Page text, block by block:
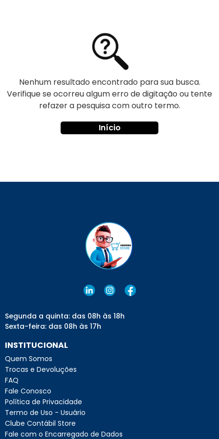
Nenhum resultado encontrado para sua busca.
Verifique se ocorreu algum erro de digitação ou tente
refazer a pesquisa com outro termo.
Início
Segunda a quinta: das 08h às 18h
Sexta-feira: das 08h às 17h
INSTITUCIONAL
Quem Somos
Trocas e Devoluções
FAQ
Fale Conosco
Política de Privacidade
Termo de Uso - Usuário
Clube Contábil Store
Fale com o Encarregado de Dados